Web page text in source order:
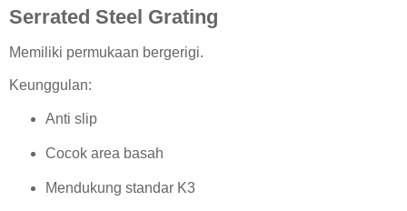
Serrated Steel Grating
Memiliki permukaan bergerigi.
Keunggulan:
Anti slip
Cocok area basah
Mendukung standar K3